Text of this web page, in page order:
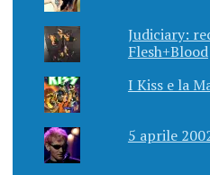
Judiciary:
Flesh+Blood
I Kiss e la
5 aprile